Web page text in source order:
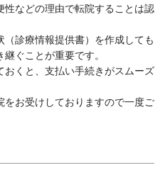
などの理由で転院することは認
診療情報提供書）を作成しても
ぐことが重要です。
くと、支払い手続きがスムーズ
お受けしておりますので一度ご